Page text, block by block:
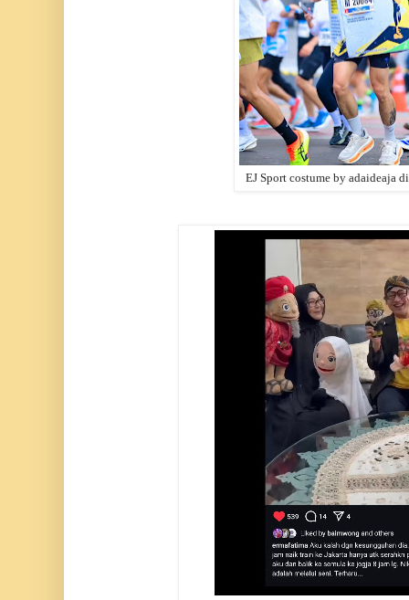
EJ Sport costume by adaideaja